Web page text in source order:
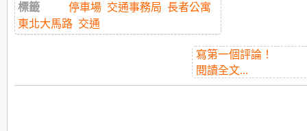
標籤
停車場 交通事務局 長者公寓
東北大馬路 交通
寫第一個評論！
閱讀全文...